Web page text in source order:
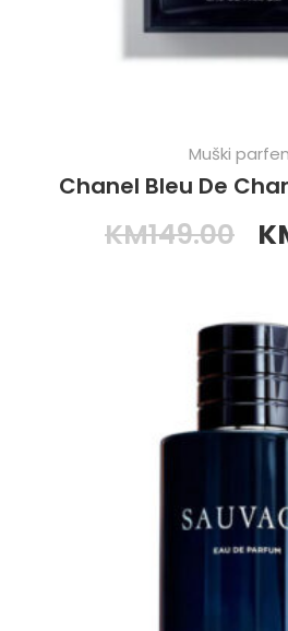
Muški
Chanel Bleu De
KM149.00